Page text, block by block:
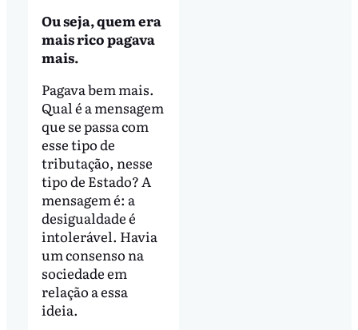
Ou seja, quem era
mais rico pagava
mais.
Pagava bem mais.
Qual é a mensagem
que se passa com
esse tipo de
tributação, nesse
tipo de Estado? A
mensagem é: a
desigualdade é
intolerável. Havia
um consenso na
sociedade em
relação a essa
ideia.